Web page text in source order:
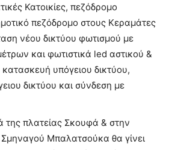
Κατοικίες, πεζόδρομο
πεζόδρομο στους Κεραμάτες
νέου δικτύου φωτισμού με
και φωτιστικά led αστικού &
υπόγειου δικτύου,
δικτύου και σύνδεση με
της πλατείας Σκουφά & στην
Σμηναγού Μπαλατσούκα θα γίνει